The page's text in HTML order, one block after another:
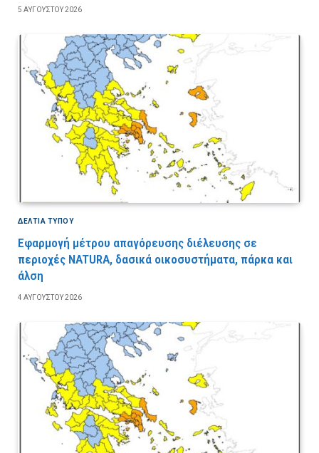
5 ΑΥΓΟΎΣΤΟΥ 2026
ΔΕΛΤΙΑ ΤΥΠΟΥ
Εφαρμογή μέτρου απαγόρευσης διέλευσης σε
περιοχές NATURA, δασικά οικοσυστήματα, πάρκα και
άλση
4 ΑΥΓΟΎΣΤΟΥ 2026